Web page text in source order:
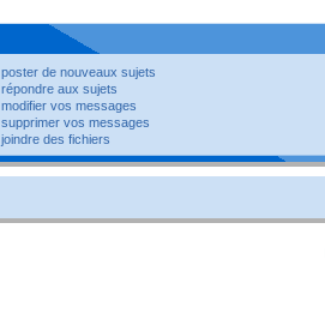
poster de nouveaux sujets
répondre aux sujets
modifier vos messages
supprimer vos messages
joindre des fichiers